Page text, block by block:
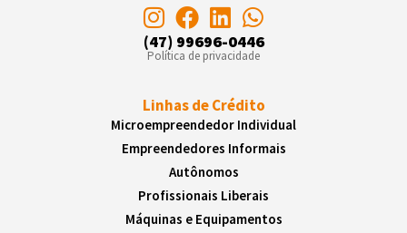
(47) 99696-0446
Política de privacidade
Linhas de Crédito
Microempreendedor Individual
Empreendedores Informais
Autônomos
Profissionais Liberais
Máquinas e Equipamentos